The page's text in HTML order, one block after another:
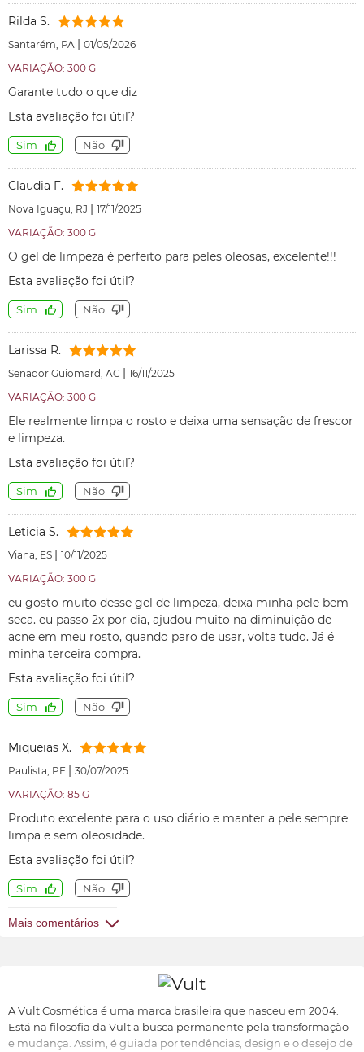
Rilda S.
Santarém, PA | 01/05/2026
VARIAÇÃO: 300 G
Garante tudo o que diz
Esta avaliação foi útil?
Sim Não
Claudia F.
Nova Iguaçu, RJ | 17/11/2025
VARIAÇÃO: 300 G
O gel de limpeza é perfeito para peles oleosas, excelente!!!
Esta avaliação foi útil?
Sim Não
Larissa R.
Senador Guiomard, AC | 16/11/2025
VARIAÇÃO: 300 G
Ele realmente limpa o rosto e deixa uma sensação de frescor
e limpeza.
Esta avaliação foi útil?
Sim Não
Leticia S.
Viana, ES | 10/11/2025
VARIAÇÃO: 300 G
eu gosto muito desse gel de limpeza, deixa minha pele bem
seca. eu passo 2x por dia, ajudou muito na diminuição de
acne em meu rosto, quando paro de usar, volta tudo. Já é
minha terceira compra.
Esta avaliação foi útil?
Sim Não
Miqueias X.
Paulista, PE | 30/07/2025
VARIAÇÃO: 85 G
Produto excelente para o uso diário e manter a pele sempre
limpa e sem oleosidade.
Esta avaliação foi útil?
Sim Não
Mais comentários
A Vult Cosmética é uma marca brasileira que nasceu em 2004.
Está na filosofia da Vult a busca permanente pela transformação
e mudança. Assim, é guiada por tendências, design e o desejo de